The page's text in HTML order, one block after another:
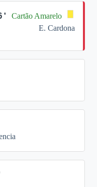
Cartão Amarelo
E. Cardona